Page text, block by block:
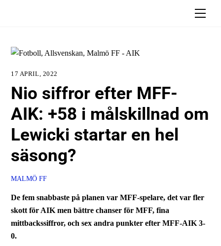
17 APRIL, 2022
Nio siffror efter MFF-
AIK: +58 i målskillnad om
Lewicki startar en hel
säsong?
MALMÖ FF
De fem snabbaste på planen var MFF-spelare, det var fler
skott för AIK men bättre chanser för MFF, fina
mittbackssiffror, och sex andra punkter efter MFF-AIK 3-
0.